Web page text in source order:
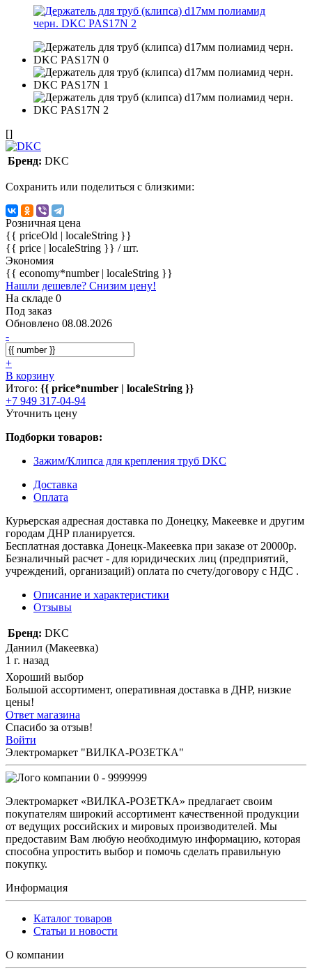
[]
Бренд: DKC
Сохранить или поделиться с близкими:
Розничная цена
{{ priceOld | localeString }}
{{ price | localeString }} / шт.
Экономия
{{ economy*number | localeString }}
Нашли дешевле? Снизим цену!
На складе 0
Под заказ
Обновлено 08.08.2026
-
+
В корзину
Итого: {{ price*number | localeString }}
+7 949 317-04-94
Уточнить цену
Подборки товаров:
Зажим/Клипса для крепления труб DKC
Доставка
Оплата
Курьерская адресная доставка по Донецку, Макеевке и другим
городам ДНР планируется.
Бесплатная доставка Донецк-Макеевка при заказе от 20000р.
Безналичный расчет - для юридических лиц (предприятий,
учреждений, организаций) оплата по счету/договору с НДС .
Описание и характеристики
Отзывы
Бренд: DKC
Даниил (Макеевка)
1 г. назад
Хороший выбор
Большой ассортимент, оперативная доставка в ДНР, низкие
цены!
Ответ магазина
Спасибо за отзыв!
Войти
Электромаркет "ВИЛКА-РОЗЕТКА"
0 - 9999999
Электромаркет «ВИЛКА-РОЗЕТКА» предлагает своим
покупателям широкий ассортимент качественной продукции
от ведущих российских и мировых производителей. Мы
предоставим Вам любую необходимую информацию, которая
способна упростить выбор и помочь сделать правильную
покупку.
Информация
Каталог товаров
Статьи и новости
О компании